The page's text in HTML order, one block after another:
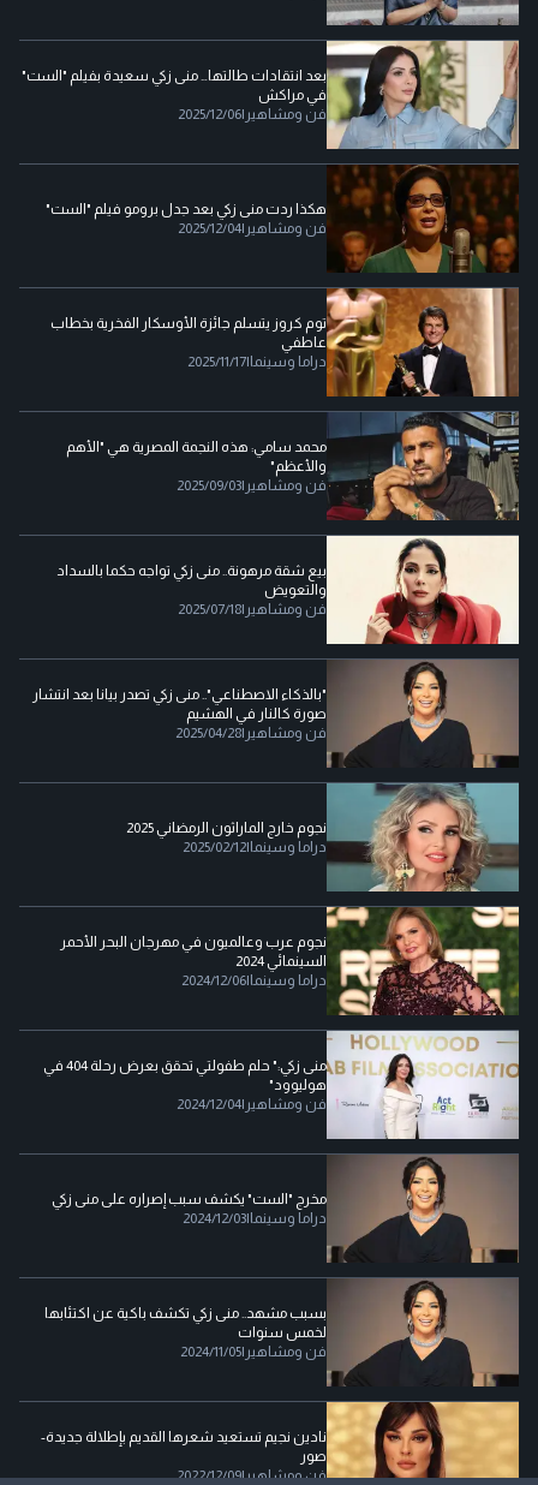
بعد انتقادات طالتها… منى زكي سعيدة بفيلم "الست"
في مراكش
فن ومشاهير |
2025/12/06
هكذا ردت منى زكي بعد جدل برومو فيلم "الست"
فن ومشاهير |
2025/12/04
توم كروز يتسلم جائزة الأوسكار الفخرية بخطاب
عاطفي
دراما وسينما |
2025/11/17
محمد سامي: هذه النجمة المصرية هي "الأهم
والأعظم"
فن ومشاهير |
2025/09/03
بيع شقة مرهونة.. منى زكي تواجه حكما بالسداد
والتعويض
فن ومشاهير |
2025/07/18
"بالذكاء الاصطناعي".. منى زكي تصدر بيانا بعد انتشار
صورة كالنار في الهشيم
فن ومشاهير |
2025/04/28
نجوم خارج الماراثون الرمضاني 2025
دراما وسينما |
2025/02/12
نجوم عرب وعالميون في مهرجان البحر الأحمر
السينمائي 2024
دراما وسينما |
2024/12/06
منى زكي:" حلم طفولتي تحقق بعرض رحلة 404 في
هوليوود"
فن ومشاهير |
2024/12/04
مخرج "الست" يكشف سبب إصراره على منى زكي
دراما وسينما |
2024/12/03
بسبب مشهد.. منى زكي تكشف باكية عن اكتئابها
لخمس سنوات
فن ومشاهير |
2024/11/05
نادين نجيم تستعيد شعرها القديم بإطلالة جديدة-
صور
فن ومشاهير|
2022/12/09